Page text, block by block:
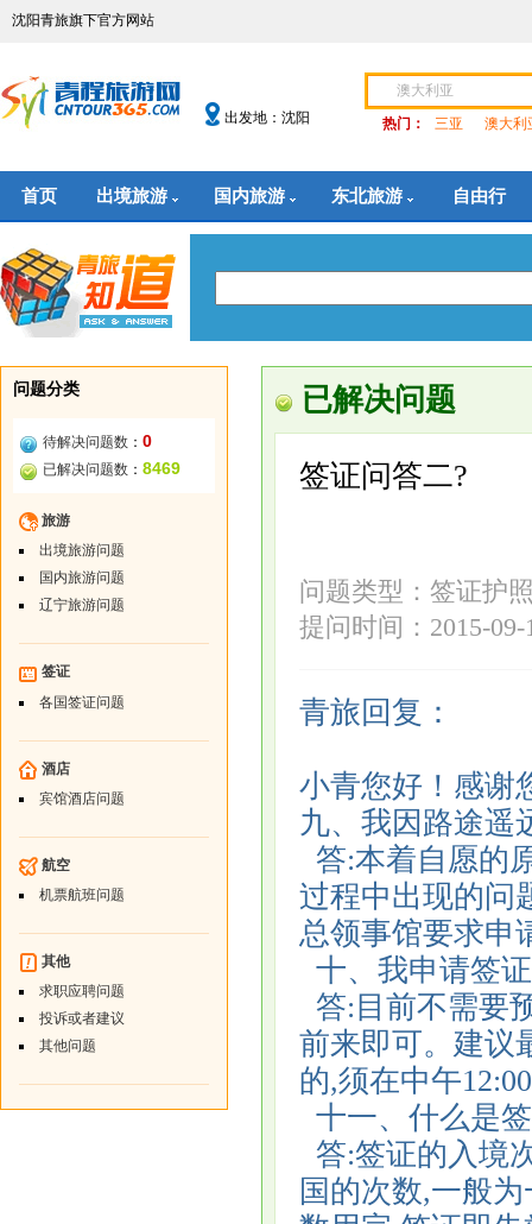
沈阳青旅旗下官方网站
出发地：沈阳 热门： 三亚 澳大利
首页 出境旅游 国内旅游 东北旅游 自由行
问题分类
待解决问题数 ： 0
已解决问题数 ： 8469
旅游
出境旅游问题
国内旅游问题
辽宁旅游问题
签证
各国签证问题
酒店
宾馆酒店问题
航空
机票航班问题
其他
求职应聘问题
投诉或者建议
其他问题
已解决问题
签证问答二?
问题类型：签证护
提问时间：2015-09-
青旅回复：
小青您好！感谢
九、我因路途
答:本着自愿的
过程中出现的问
总领事馆要求
十、我申请签
答:目前不需要
前来即可。建议
的,须在中午
十一、什么是
答:签证的入境
国的次数,一般